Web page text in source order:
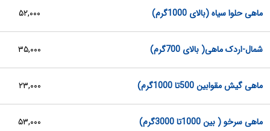
ماهی حلوا سیاه (بالای 1000گرم) ۵۲,۰۰۰
شمال-اردک ماهی( بالای 700گرم) ۳۵,۰۰۰
ماهی گیش مقوابین 500تا 1000گرم) ۲۳,۰۰۰
ماهی سرخو ( بین 1000تا 3000گرم) ۵۳,۰۰۰